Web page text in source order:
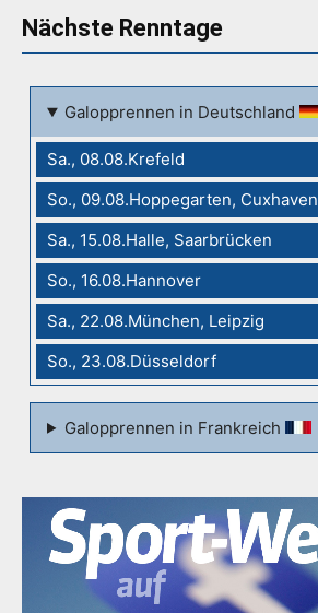
Nächste Renntage
Galopprennen in Deutschland
Sa., 08.08.Krefeld
So., 09.08.Hoppegarten, Cuxhaven
Sa., 15.08.Halle, Saarbrücken
So., 16.08.Hannover
Sa., 22.08.München, Leipzig
So., 23.08.Düsseldorf
Galopprennen in Frankreich